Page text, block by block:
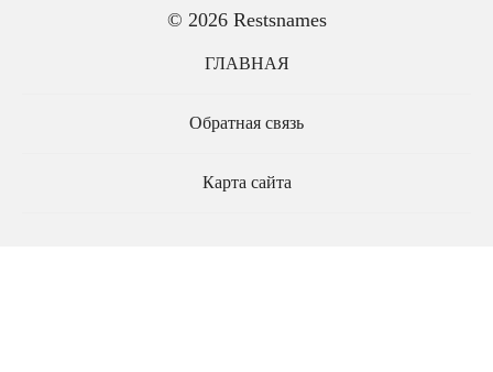
© 2026 Restsnames
ГЛАВНАЯ
Обратная связь
Карта сайта